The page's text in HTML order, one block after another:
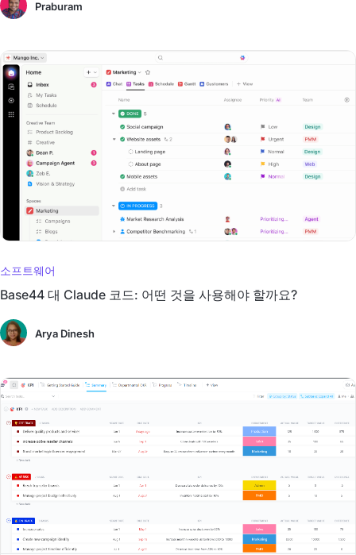
Praburam
소프트웨어
Base44 대 Claude 코드: 어떤 것을 사용해야 할까요?
Arya Dinesh